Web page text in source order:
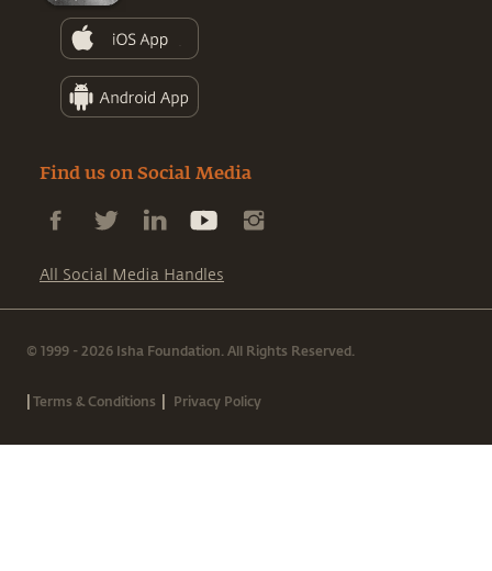
Find us on Social Media
All Social Media Handles
© 1999 - 2026 Isha Foundation. All Rights Reserved.
|Terms & Conditions | Privacy Policy